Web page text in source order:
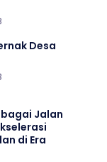
Desa
Jalan
di Era